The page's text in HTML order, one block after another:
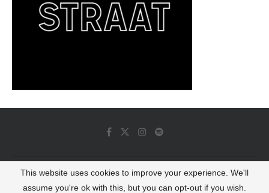
© 2022 - Luminous Dash All Rights Reserved
This website uses cookies to improve your experience. We'll
assume you're ok with this, but you can opt-out if you wish.